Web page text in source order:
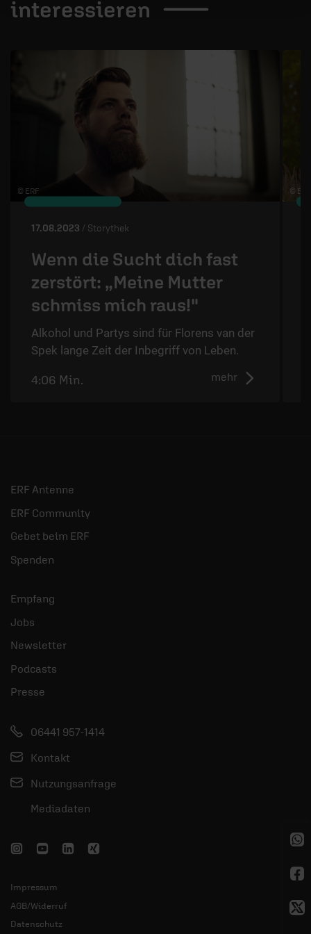
interessieren
© ERF
17.08.2023 / Storythek
Wenn die Sucht dich fast
zerstört: „Meine Mutter
schmiss mich raus!"
Alkohol und Partys sind für Florens van der
Spek lange Zeit der Inbegriff von Leben.
mehr
4:06 Min.
© ERF
ERF Antenne
ERF Community
Gebet beim ERF
Spenden
Empfang
Jobs
Newsletter
Podcasts
Presse
06441 957-1414
Kontakt
Nutzungsanfrage
Mediadaten
Impressum
AGB/Widerruf
Datenschutz